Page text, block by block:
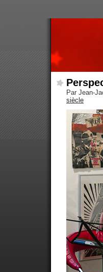
Par Jean-
siècle